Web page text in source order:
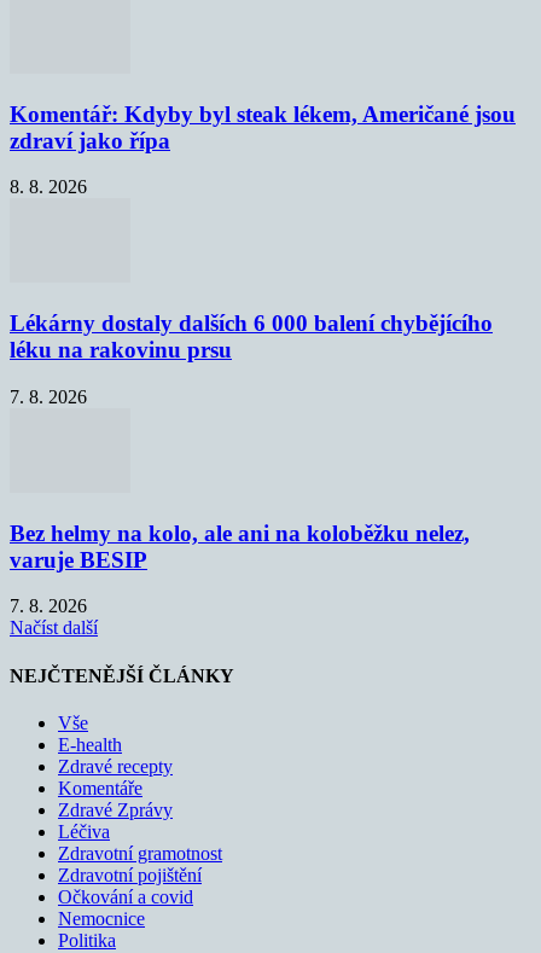
Komentář: Kdyby byl steak lékem, Američané jsou
zdraví jako řípa
8. 8. 2026
Lékárny dostaly dalších 6 000 balení chybějícího
léku na rakovinu prsu
7. 8. 2026
Bez helmy na kolo, ale ani na koloběžku nelez,
varuje BESIP
7. 8. 2026
Načíst další
NEJČTENĚJŠÍ ČLÁNKY
Vše
E-health
Zdravé recepty
Komentáře
Zdravé Zprávy
Léčiva
Zdravotní gramotnost
Zdravotní pojištění
Očkování a covid
Nemocnice
Politika